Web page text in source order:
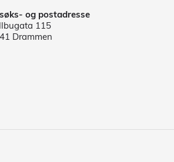
og postadresse
115
Drammen